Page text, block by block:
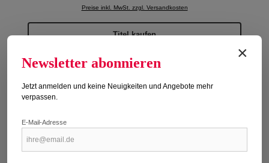
Preise inkl. MwSt. zzgl. Versandkosten
Titel kaufen
×
Newsletter abonnieren
Jetzt anmelden und keine Neuigkeiten und Angebote mehr
verpassen.
E-Mail-Adresse